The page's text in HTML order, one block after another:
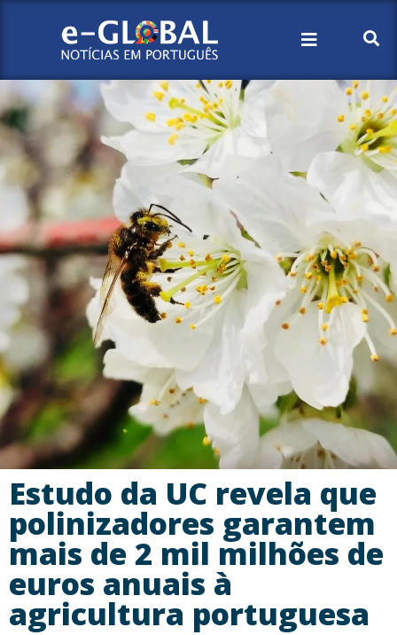
Estudo da UC revela que
polinizadores garantem
mais de 2 mil milhões de
euros anuais à
agricultura portuguesa